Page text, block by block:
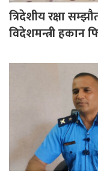
त्रिदेशीय रक्षा
विदेशमन्त्री हकान